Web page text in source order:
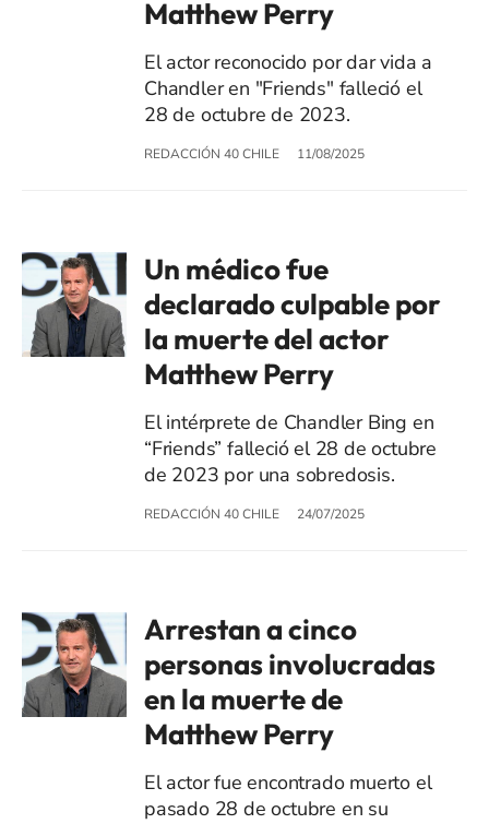
Matthew Perry
El actor reconocido por dar vida a
Chandler en "Friends" falleció el
28 de octubre de 2023.
REDACCIÓN 40 CHILE 11/08/2025
Un médico fue
declarado culpable por
la muerte del actor
Matthew Perry
El intérprete de Chandler Bing en
“Friends” falleció el 28 de octubre
de 2023 por una sobredosis.
REDACCIÓN 40 CHILE 24/07/2025
Arrestan a cinco
personas involucradas
en la muerte de
Matthew Perry
El actor fue encontrado muerto el
pasado 28 de octubre en su